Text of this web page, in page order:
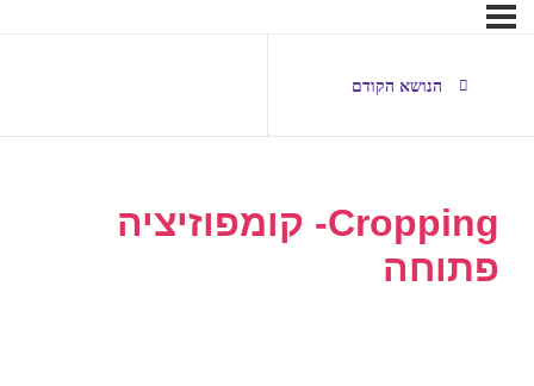
הנושא הקודם
Cropping- קומפוזיציה
פתוחה